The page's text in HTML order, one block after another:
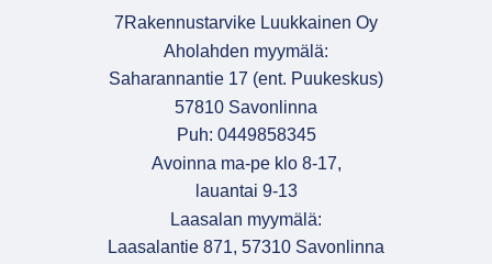
7Rakennustarvike Luukkainen Oy
Aholahden myymälä:
Saharannantie 17 (ent. Puukeskus)
57810 Savonlinna
Puh: 0449858345
Avoinna ma-pe klo 8-17,
lauantai 9-13
Laasalan myymälä:
Laasalantie 871, 57310 Savonlinna